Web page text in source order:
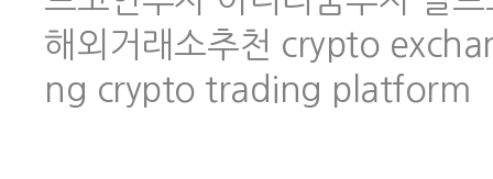
해외거래소추천 crypto
ng crypto trading platform